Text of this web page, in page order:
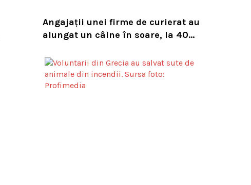
Angajații unei firme de curierat au
alungat un câine în soare, la 40
concediat și caută acum animalul